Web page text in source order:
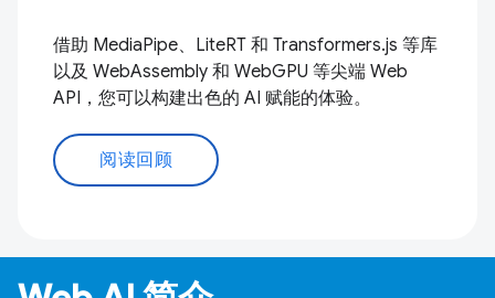
借助 MediaPipe、LiteRT 和 Transformers.js 等库
以及 WebAssembly 和 WebGPU 等尖端 Web
API，您可以构建出色的 AI 赋能的体验。
阅读回顾